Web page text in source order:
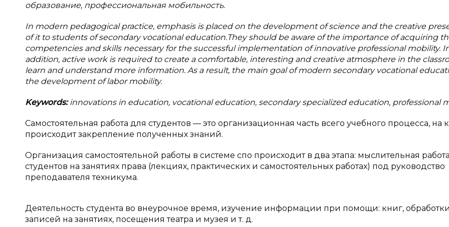
образование, профессиональная мобильность.
In modern pedagogical practice, emphasis is placed on the development of science and the creative
of it to students of secondary vocational education.They should be aware of the importance of acquiring
competencies and skills necessary for the successful implementation of innovative professional mobility.
addition, active work is required to create a comfortable, interesting and creative atmosphere in the
learn and understand more information. As a result, the main goal of modern secondary vocational
the development of labor mobility.
Keywords:innovations in education, vocational education, secondary specialized education, professional
Самостоятельная работа для студентов — это организационная часть всего учебного процесса, на
происходит закрепление полученных знаний.
Организация самостоятельной работы в системе спо происходит в два этапа: мыслительная работа
студентов на занятиях права (лекциях, практических и самостоятельных работах) под руководство
преподавателя техникума.
Деятельность студента во внеурочное время, изучение информации при помощи: книг, обработки
записей на занятиях, посещения театра и музея и т. д.